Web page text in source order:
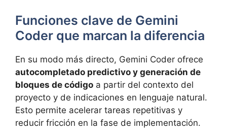
Funciones clave de Gemini
Coder que marcan la diferencia
En su modo más directo, Gemini Coder ofrece
autocompletado predictivo y generación de
bloques de código a partir del contexto del
proyecto y de indicaciones en lenguaje natural.
Esto permite acelerar tareas repetitivas y
reducir fricción en la fase de implementación.